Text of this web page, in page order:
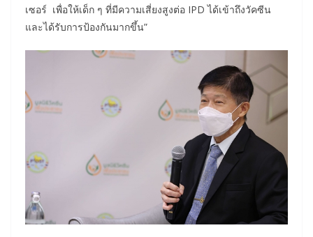
เซอร์ เพื่อให้เด็ก ๆ ที่มีความเสี่ยงสูงต่อ IPD ได้เข้าถึงวัคซีน
และได้รับการป้องกันมากขึ้น”